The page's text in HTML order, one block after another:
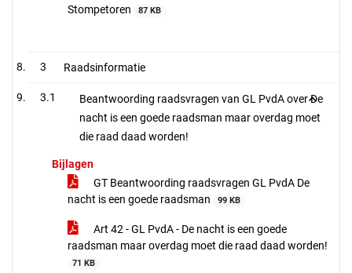
Stompetoren
87 KB
3 Raadsinformatie
3.1
Beantwoording raadsvragen van GL PvdA over De
nacht is een goede raadsman maar overdag moet
die raad daad worden!
Bijlagen
GT Beantwoording raadsvragen GL PvdA De
nacht is een goede raadsman
99 KB
Art 42 - GL PvdA - De nacht is een goede
raadsman maar overdag moet die raad daad worden!
71 KB